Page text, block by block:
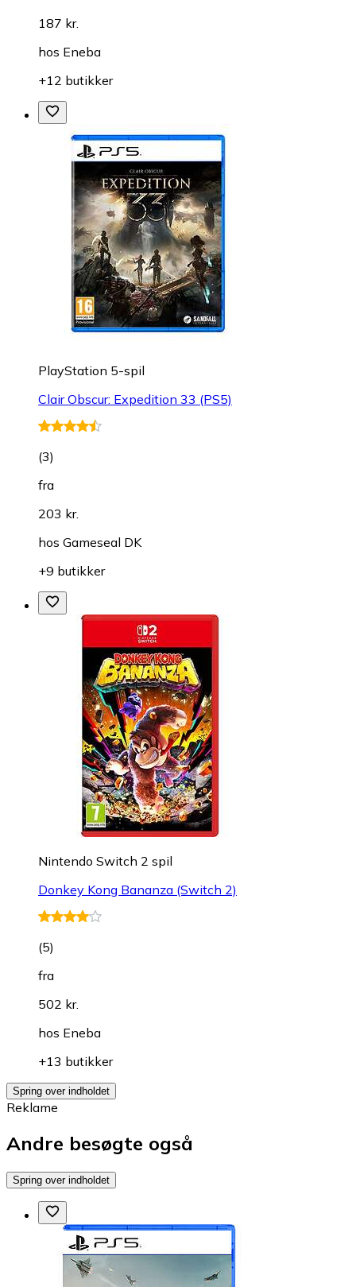
187 kr.
hos Eneba
+12 butikker
PlayStation 5-spil
Clair Obscur: Expedition 33 (PS5)
(3)
fra
203 kr.
hos Gameseal DK
+9 butikker
Nintendo Switch 2 spil
Donkey Kong Bananza (Switch 2)
(5)
fra
502 kr.
hos Eneba
+13 butikker
Spring over indholdet
Reklame
Andre besøgte også
Spring over indholdet